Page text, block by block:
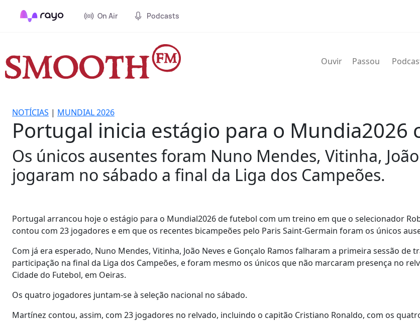
On Air Podcasts
Ouvir Passou
NOTÍCIAS | MUNDIAL 2026
Portugal inicia estágio para o Mundia2026
Os únicos ausentes foram Nuno Mendes, Vitinha,
jogaram no sábado a final da Liga dos Campeões.
Portugal arrancou hoje o estágio para o Mundial2026 de futebol com um treino em que o selecionador
contou com 23 jogadores e em que os recentes bicampeões pelo Paris Saint-Germain foram os únicos
Com já era esperado, Nuno Mendes, Vitinha, João Neves e Gonçalo Ramos falharam a primeira sessão de
participação na final da Liga dos Campeões, e foram mesmo os únicos que não marcaram presença no
Cidade do Futebol, em Oeiras.
Os quatro jogadores juntam-se à seleção nacional no sábado.
Martínez contou, assim, com 23 jogadores no relvado, incluindo o capitão Cristiano Ronaldo, com os